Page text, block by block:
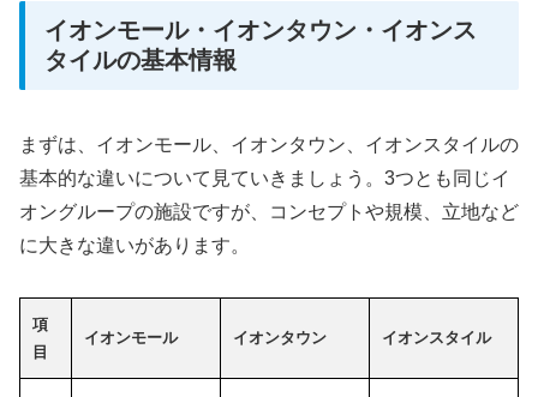
イオンモール・イオンタウン・イオンス
タイルの基本情報
まずは、イオンモール、イオンタウン、イオンスタイルの
基本的な違いについて見ていきましょう。3つとも同じイ
オングループの施設ですが、コンセプトや規模、立地など
に大きな違いがあります。
項
目
イオンモール イオンタウン イオンスタイル